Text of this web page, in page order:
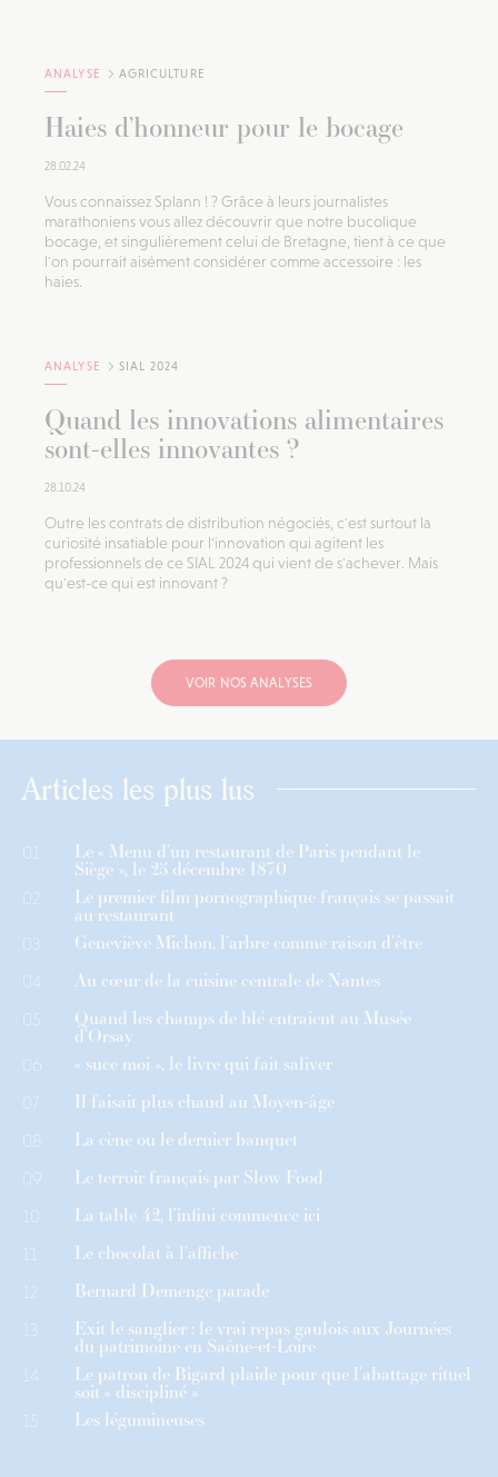
ANALYSE AGRICULTURE
Haies d’honneur pour le bocage
28.02.24
Vous connaissez Splann ! ? Grâce à leurs journalistes
marathoniens vous allez découvrir que notre bucolique
bocage, et singulièrement celui de Bretagne, tient à ce que
l'on pourrait aisément considérer comme accessoire : les
haies.
ANALYSE SIAL 2024
Quand les innovations alimentaires
sont-elles innovantes ?
28.10.24
Outre les contrats de distribution négociés, c'est surtout la
curiosité insatiable pour l'innovation qui agitent les
professionnels de ce SIAL 2024 qui vient de s'achever. Mais
qu'est-ce qui est innovant ?
VOIR NOS ANALYSES
Articles les plus lus
01 Le « Menu d’un restaurant de Paris pendant le
Siège », le 25 décembre 1870
02 Le premier film pornographique français se passait
au restaurant
03 Geneviève Michon, l’arbre comme raison d’être
04 Au cœur de la cuisine centrale de Nantes
05 Quand les champs de blé entraient au Musée
d’Orsay
06 « suce moi », le livre qui fait saliver
07 Il faisait plus chaud au Moyen-âge
08 La cène ou le dernier banquet
09 Le terroir français par Slow Food
10 La table 42, l’infini commence ici
11 Le chocolat à l’affiche
12 Bernard Demenge parade
13 Exit le sanglier : le vrai repas gaulois aux Journées
du patrimoine en Saône-et-Loire
14 Le patron de Bigard plaide pour que l’abattage rituel
soit « discipliné »
15 Les légumineuses